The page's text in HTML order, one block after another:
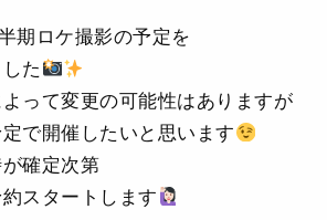
期ロケ撮影の予定を
た
って変更の可能性はありますが
で開催したいと思います
確定次第
スタートします